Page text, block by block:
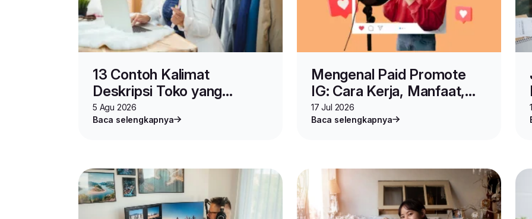
13 Contoh Kalimat
Deskripsi Toko yang
Ampuh Pikat Pembeli
5 Agu 2026
Baca selengkapnya
Mengenal Paid Promote
IG: Cara Kerja, Manfaat,
dan Tips Memilih
Influencer yang Cocok
17 Jul 2026
Baca selengkapnya